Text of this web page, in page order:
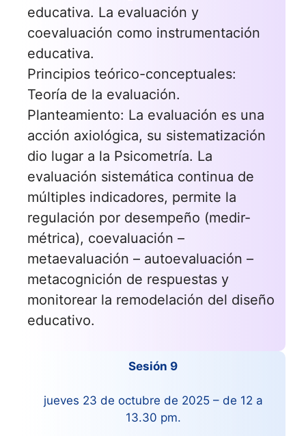
educativa. La evaluación y
coevaluación como instrumentación
educativa.
Principios teórico-conceptuales:
Teoría de la evaluación.
Planteamiento: La evaluación es una
acción axiológica, su sistematización
dio lugar a la Psicometría. La
evaluación sistemática continua de
múltiples indicadores, permite la
regulación por desempeño (medir-
métrica), coevaluación –
metaevaluación – autoevaluación –
metacognición de respuestas y
monitorear la remodelación del diseño
educativo.
Sesión 9
jueves 23 de octubre de 2025 – de 12 a
13.30 pm.